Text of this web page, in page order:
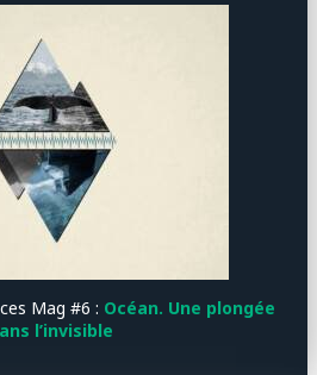
Mag #6 : Océan. Une plongée
l’invisible